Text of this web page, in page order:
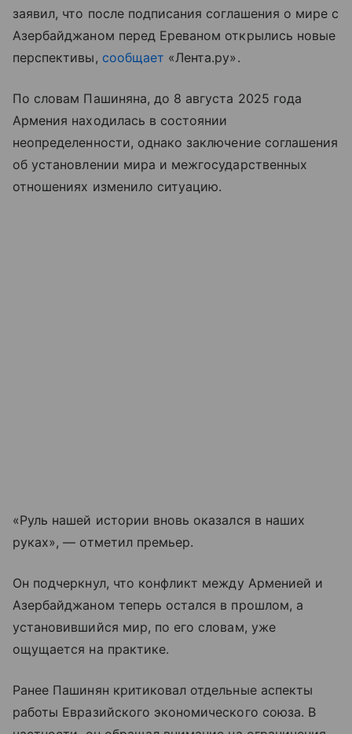
заявил, что после подписания соглашения о мире с
Азербайджаном перед Ереваном открылись новые
перспективы, сообщает «Лента.ру».
По словам Пашиняна, до 8 августа 2025 года
Армения находилась в состоянии
неопределенности, однако заключение соглашения
об установлении мира и межгосударственных
отношениях изменило ситуацию.
«Руль нашей истории вновь оказался в наших
руках», — отметил премьер.
Он подчеркнул, что конфликт между Арменией и
Азербайджаном теперь остался в прошлом, а
установившийся мир, по его словам, уже
ощущается на практике.
Ранее Пашинян критиковал отдельные аспекты
работы Евразийского экономического союза. В